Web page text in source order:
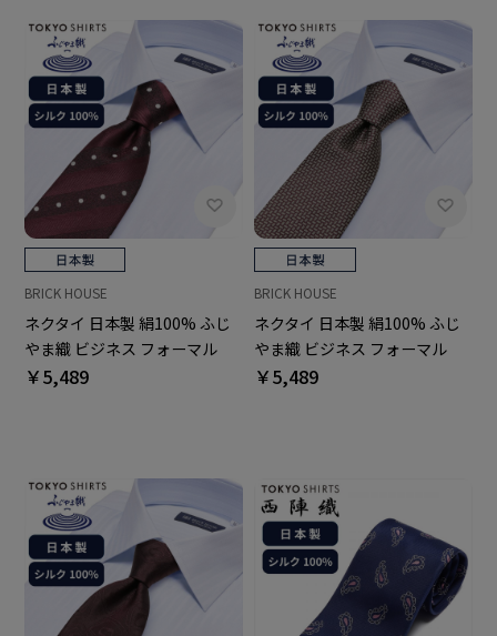
BRICK HOUSE
ネクタイ 日本製 絹100% ふじ
やま織 ビジネス フォーマル
￥5,489
BRICK HOUSE
ネクタイ 日本製 絹100% ふじ
やま織 ビジネス フォーマル
￥5,489